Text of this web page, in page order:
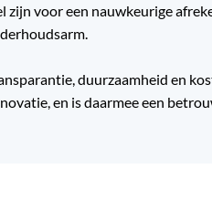
voor een nauwkeurige
duurzaamheid en
en is daarmee een